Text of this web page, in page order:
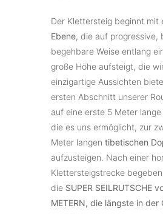
Der Klettersteig beginnt mit
Ebene, die auf progressive,
begehbare Weise entlang
große Höhe aufsteigt, die
einzigartige Aussichten
ersten Abschnitt unserer
auf eine erste 5 Meter lange
die es uns ermöglicht, zur
Meter langen tibetischen
aufzusteigen. Nach einer
Klettersteigstrecke
die SUPER SEILRUTSCHE
METERN, die längste in der